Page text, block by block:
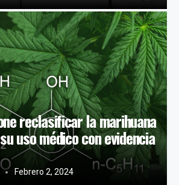
reclasificar la marihuana
uso médico con evidencia
Febrero 2, 2024